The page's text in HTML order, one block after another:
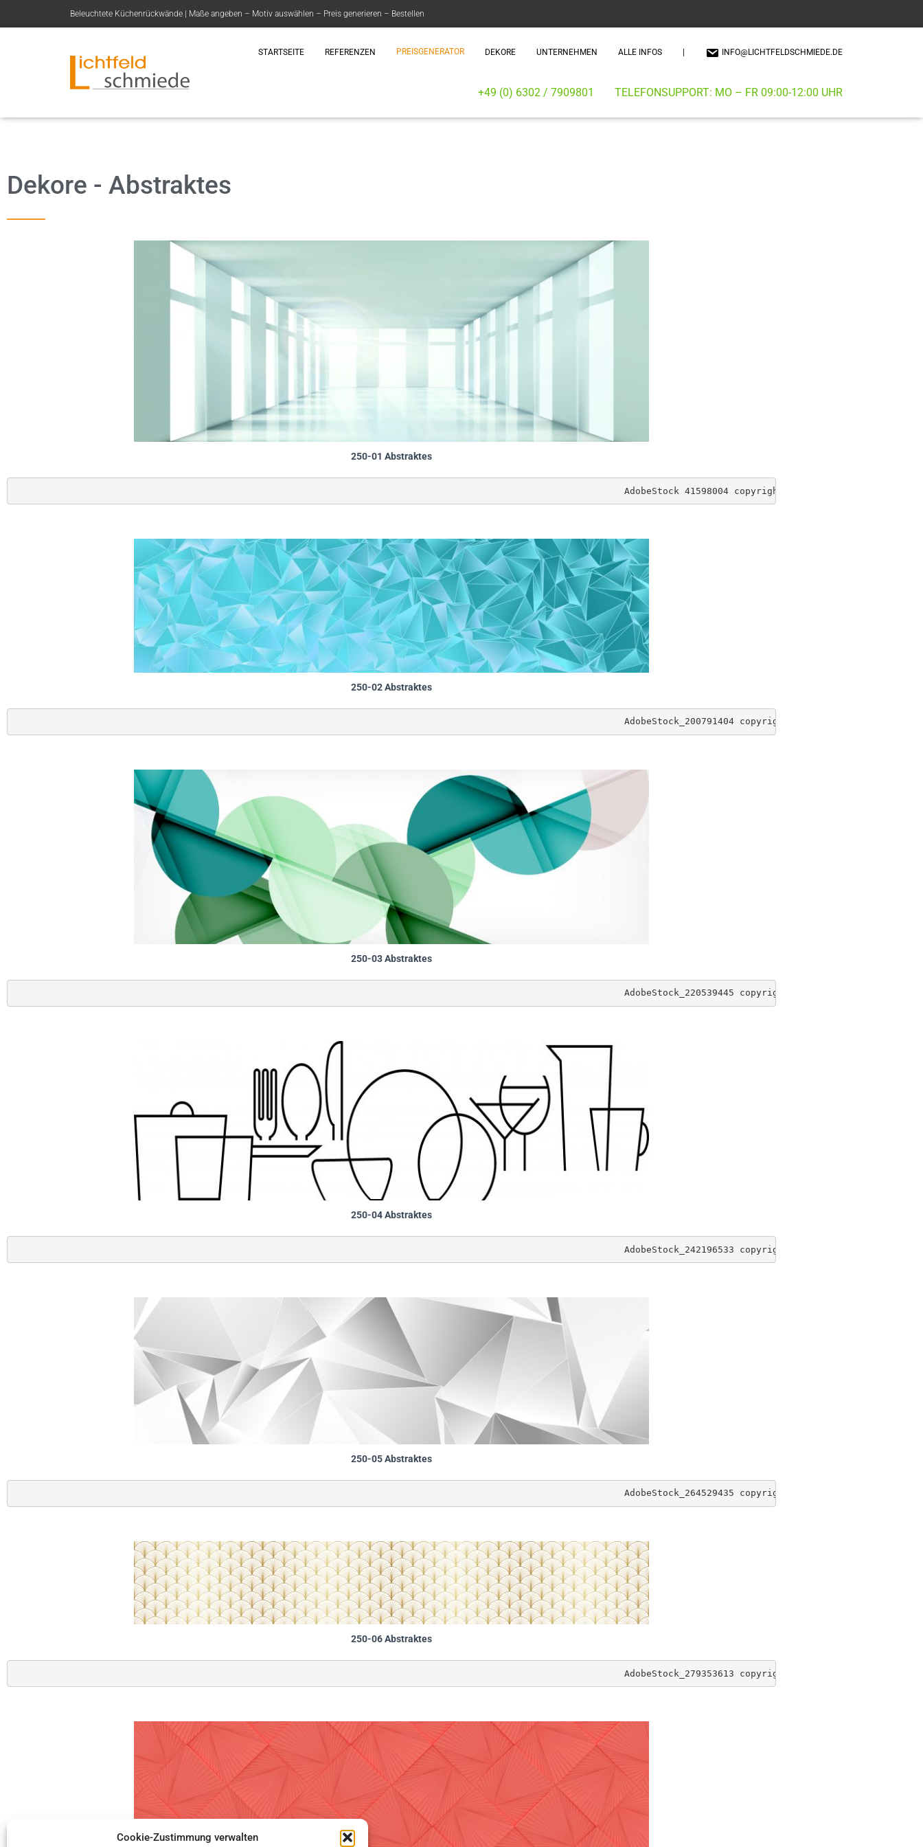
Cookie-Zustimmung verwalten
Beleuchtete Küchenrückwände | Maße angeben – Motiv auswählen – Preis generieren – Bestellen
STARTSEITE REFERENZEN PREISGENERATOR DEKORE UNTERNEHMEN ALLE INFOS INFO@LICHTFELDSCHMIEDE.DE
+49 (0) 6302 / 7909801 TELEFONSUPPORT: MO – FR 09:00-12:00 UHR
Dekore - Abstraktes
250-01 Abstraktes
                                                                                                               AdobeStock 41598004 copyright silvae
250-02 Abstraktes
                                                                                                               AdobeStock_200791404 copyright  hary_cz
250-03 Abstraktes
                                                                                                               AdobeStock_220539445 copyright antishock
250-04 Abstraktes
                                                                                                               AdobeStock_242196533 copyright Luuk
250-05 Abstraktes
                                                                                                               AdobeStock_264529435 copyright hary_cz
250-06 Abstraktes
                                                                                                               AdobeStock_279353613 copyright Mangata